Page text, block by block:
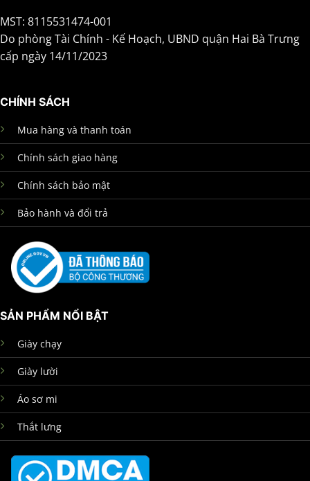
MST: 8115531474-001
Do phòng Tài Chính - Kế Hoạch, UBND quận Hai Bà Trưng
cấp ngày 14/11/2023
CHÍNH SÁCH
Mua hàng và thanh toán
Chính sách giao hàng
Chính sách bảo mật
Bảo hành và đổi trả
SẢN PHẨM NỔI BẬT
Giày chạy
Giày lười
Áo sơ mi
Thắt lưng